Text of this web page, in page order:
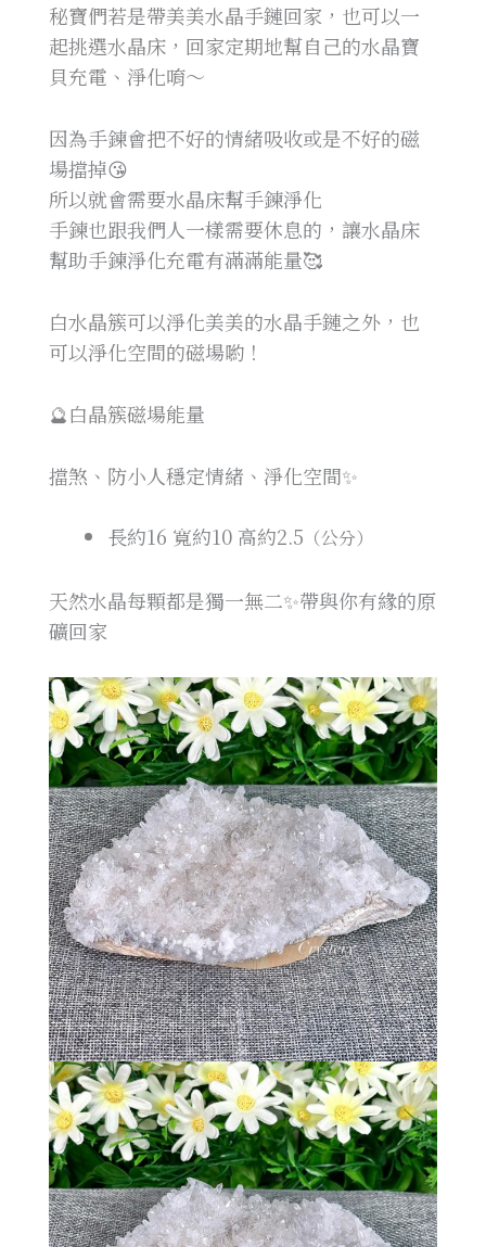
秘寶們若是帶美美水晶手鏈回家，也可以一
起挑選水晶床，回家定期地幫自己的水晶寶
貝充電、淨化唷～
因為手鍊會把不好的情緒吸收或是不好的磁
場擋掉😘
所以就會需要水晶床幫手鍊淨化
手鍊也跟我們人一樣需要休息的，讓水晶床
幫助手鍊淨化充電有滿滿能量🥰
白水晶簇可以淨化美美的水晶手鏈之外，也
可以淨化空間的磁場喲！
🔮白晶簇磁場能量
擋煞、防小人穩定情緒、淨化空間✨
長約16 寬約10 高約2.5 （公分）
天然水晶每顆都是獨一無二✨帶與你有緣的原
礦回家